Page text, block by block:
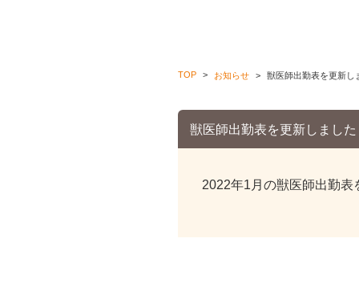
TOP お知らせ 獣医師出勤表を更新し
獣医師出勤表を更新しました
2022年1月の獣医師出勤表